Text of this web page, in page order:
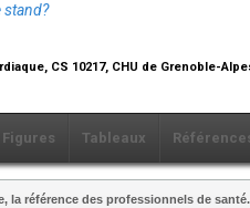
stand?
CS 10217, CHU de Grenoble-
Figures Tableaux
la référence des professionnels de santé.